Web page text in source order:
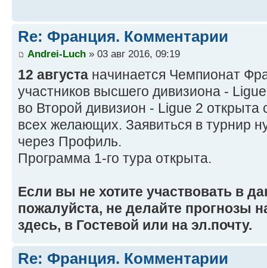
Re: Франция. Комментарии
Andrei-Luch » 03 авг 2016, 09:19
12 августа начинается Чемпионат
участников высшего дивизиона -
во Второй дивизион - Ligue 2 открыта
всех желающих. Заявиться в турнир
через Профиль.
Программа 1-го тура открыта.
Если вы не хотите участвовать в
пожалуйста, не делайте прогнозы
здесь, в Гостевой или на эл.почту.
Re: Франция. Комментарии